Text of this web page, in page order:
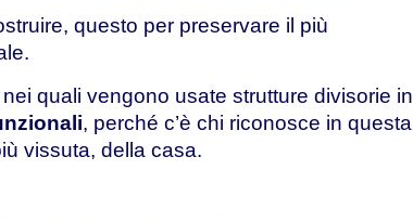
questo per preservare il più
quali vengono usate strutture divisorie in
, perché c’è chi riconosce in questa
vissuta, della casa.